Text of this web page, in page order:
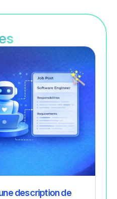
description de